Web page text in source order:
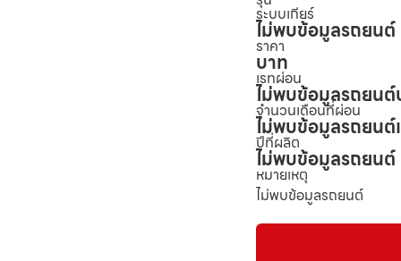
ระบบเกียร์
ไม่พบข้อมูลรถยนต์
ราคา
บาท
เรทผ่อน
ไม่พบข้อมูลรถยนต์
จำนวนเดือนที่ผ่อน
ไม่พบข้อมูลรถยนต์
ปีที่ผลิต
ไม่พบข้อมูลรถยนต์
หมายเหตุ
ไม่พบข้อมูลรถยนต์